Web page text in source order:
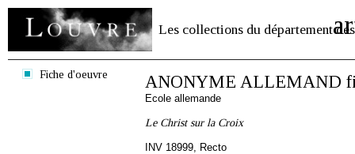
Les collections du département des
Fiche d'oeuvre ANONYME ALLEMAND
Ecole allemande
Le Christ sur la Croix
INV 18999, Recto